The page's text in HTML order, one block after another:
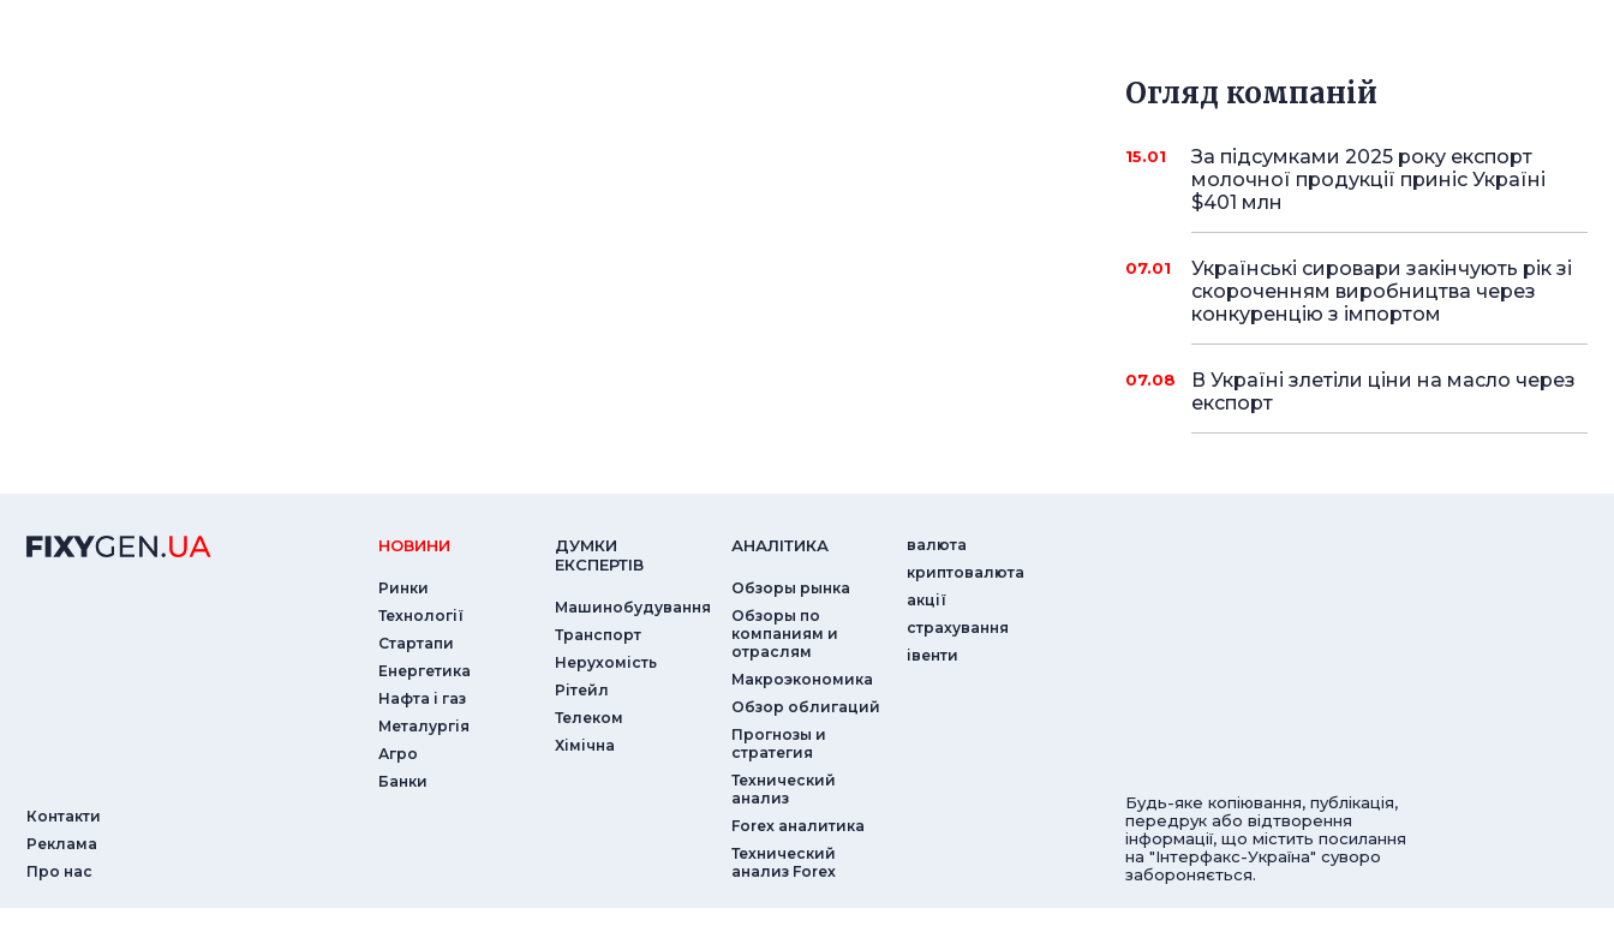
Огляд компаній
15.01
За підсумками 2025 року експорт
молочної продукції приніс Україні
$401 млн
07.01
Українські сировари закінчують рік зі
скороченням виробництва через
конкуренцію з імпортом
07.08
В Україні злетіли ціни на масло через
експорт
Контакти
Реклама
Про нас
НОВИНИ
Ринки
Технології
Стартапи
Енергетика
Нафта і газ
Металургія
Агро
Банки
ДУМКИ
ЕКСПЕРТIВ
Машинобудування
Транспорт
Нерухомість
Рітейл
Телеком
Хімічна
АНАЛIТИКА
Обзоры рынка
Обзоры по
компаниям и
отраслям
Макроэкономика
Обзор облигаций
Прогнозы и
стратегия
Технический
анализ
Forex аналитика
Технический
анализ Forex
валюта
криптовалюта
акції
страхування
iвенти
Будь-яке копіювання, публікація,
передрук або відтворення
інформації, що містить посилання
на "Інтерфакс-Україна" суворо
забороняється.